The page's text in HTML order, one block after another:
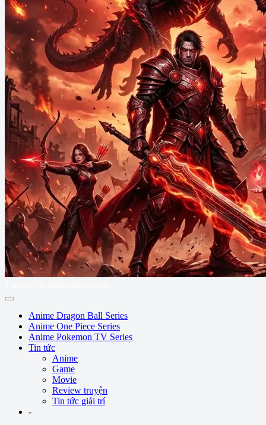
Anime Dragon Ball Series
Anime One Piece Series
Anime Pokemon TV Series
Tin tức
Anime
Game
Movie
Review truyện
Tin tức giải trí
-